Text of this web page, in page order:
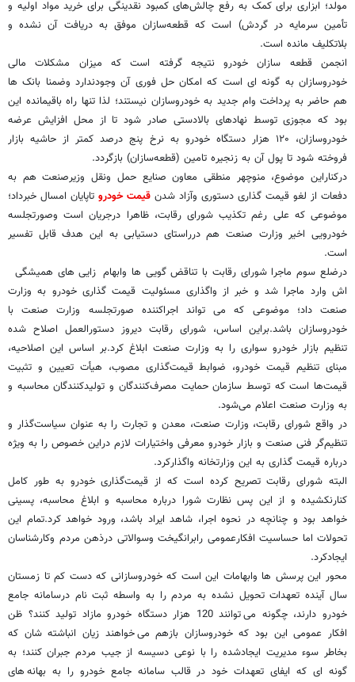
مولد؛ ابزاری برای کمک به رفع چالش‌های کمبود نقدینگی برای خرید مواد اولیه و
تأمین سرمایه در گردش) است که قطعه‌سازان موفق به دریافت آن نشده و
بلاتکلیف مانده است.
انجمن قطعه سازان خودرو نتیجه گرفته است که میزان مشکلات مالی
خودروسازان به گونه ای است که امکان حل فوری آن وجودندارد وضمنا بانک ها
هم حاضر به پرداخت وام جدید به خودروسازان نیستند؛ لذا تنها راه باقیمانده این
بود که مجوزی توسط نهادهای بالادستی صادر شود تا از محل افزایش عرضه‌
خودروسازان، ۱۲۰ هزار دستگاه خودرو به نرخ پنج درصد کمتر از حاشیه بازار
فروخته شود تا پول آن به زنجیره تامین (قطعه‌سازان) بازگردد.
درکناراین موضوع، منوچهر منطقی معاون صنایع حمل ونقل وزیرصنعت هم به
دفعات از لغو قیمت گذاری دستوری وآزاد شدن قیمت خودرو تاپایان امسال خبرداد؛
موضوعی که علی رغم تکذیب شورای رقابت، ظاهرا درجریان است وصورتجلسه
خودرویی اخیر وزارت صنعت هم درراستای دستیابی به این هدف قابل تفسیر
است.
درضلع سوم ماجرا شورای رقابت با تناقض گویی ها وابهام زایی های همیشگی
اش وارد ماجرا شد و خبر از واگذاری مسئولیت قیمت گذاری خودرو به وزارت
صنعت داد؛ موضوعی که می تواند اجراکننده صورتجلسه وزارت صنعت با
خودروسازان باشد.براین اساس، شورای رقابت دیروز دستورالعمل اصلاح شده‌
تنظیم بازار خودرو سواری را به وزارت صنعت ابلاغ کرد.بر اساس این اصلاحیه،
مبنای تنظیم قیمت خودرو، ضوابط قیمت‌گذاری مصوب، هیأت تعیین و تثبیت
قیمت‌ها است که توسط سازمان حمایت مصرف‌کنندگان و تولیدکنندگان محاسبه و
به وزارت صنعت اعلام می‌شود.
در واقع شورای رقابت، وزارت صنعت، معدن و تجارت را به عنوان سیاست‌گذار و
تنظیم‌گر فنی صنعت و بازار خودرو معرفی واختیارات لازم دراین خصوص را به ویژه
درباره قیمت گذاری به این وزارتخانه واگذارکرد.
البته شورای رقابت تصریح کرده است که از قیمت‌گذاری خودرو به طور کامل
کنارنکشیده و از این پس نظارت شورا درباره محاسبه و ابلاغ محاسبه، پسینی
خواهد بود و چنانچه در نحوه‌ اجرا، شاهد ایراد باشد، ورود خواهد کرد.تمام این
تحولات اما حساسیت افکارعمومی رابرانگیخت وسوالاتی درذهن مردم وکارشناسان
ایجادکرد.
محور این پرسش ها وابهامات این است که خودروسازانی که دست کم تا زمستان
سال آینده تعهدات تحویل نشده به مردم را به واسطه ثبت نام درسامانه جامع
خودرو دارند، چگونه می توانند 120 هزار دستگاه خودرو مازاد تولید کنند؟ ظن
افکار عمومی این بود که خودروسازان بازهم می خواهند زیان انباشته شان که
بخاطر سوء مدیریت ایجادشده را با نوعی دسیسه از جیب مردم جبران کنند؛ به
گونه ای که ایفای تعهدات خود در قالب سامانه جامع خودرو را به بهانه های